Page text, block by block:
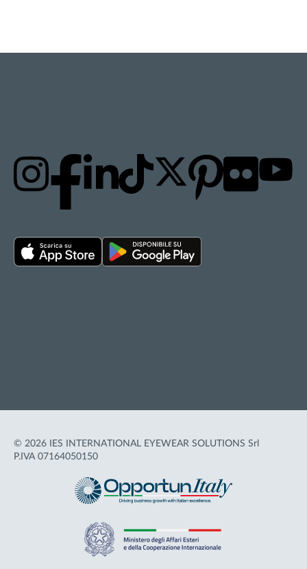
© 2026 IES INTERNATIONAL EYEWEAR SOLUTIONS Srl
P.IVA 07164050150